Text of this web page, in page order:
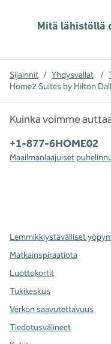
Mitä lähistöllä
Sijainnit / Yhdysvallat /
Home2 Suites by Hilton
Kuinka voimme
Puhelin:
+1-877-6HOME02
Maailmanlaajuiset
Lemmikkiystävälliset
Matkainspiraatiota
Luottokortit
Tukikeskus
Verkon saavutettavuus
Tiedotusvälineet